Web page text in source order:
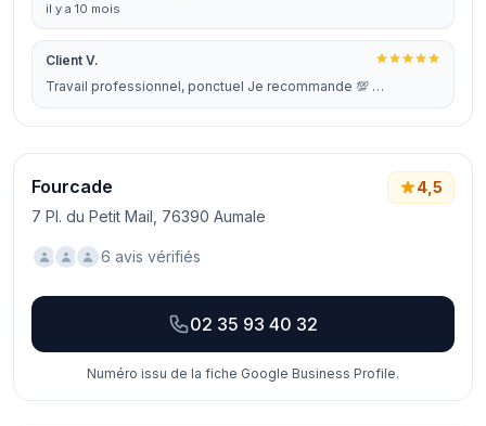
il y a 10 mois
Client V.
Travail professionnel, ponctuel Je recommande 💯 …
Fourcade
7 Pl. du Petit Mail, 76390 Aumale
4,5
6 avis vérifiés
02 35 93 40 32
Numéro issu de la fiche Google Business Profile.